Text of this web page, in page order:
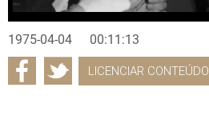
1975-04-04 00:11:13
LICENCIAR CONTEÚDO